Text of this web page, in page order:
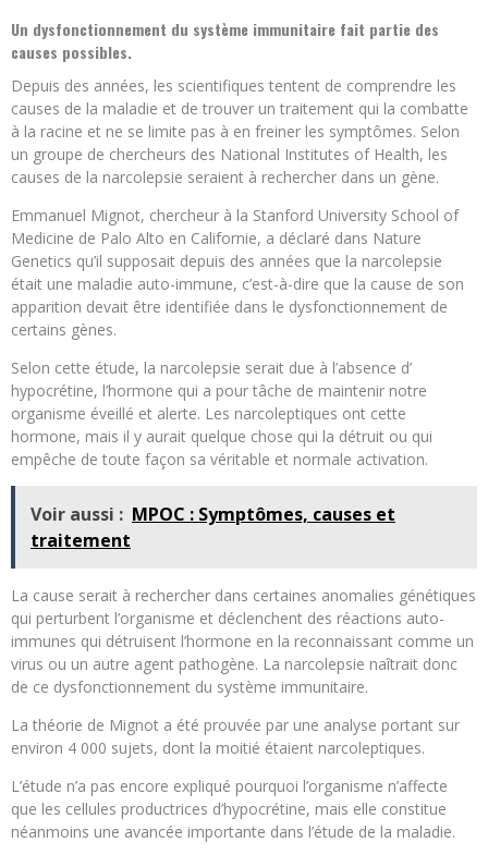
Un dysfonctionnement du système immunitaire fait partie des
causes possibles.
Depuis des années, les scientifiques tentent de comprendre les
causes de la maladie et de trouver un traitement qui la combatte
à la racine et ne se limite pas à en freiner les symptômes. Selon
un groupe de chercheurs des National Institutes of Health, les
causes de la narcolepsie seraient à rechercher dans un gène.
Emmanuel Mignot, chercheur à la Stanford University School of
Medicine de Palo Alto en Californie, a déclaré dans Nature
Genetics qu’il supposait depuis des années que la narcolepsie
était une maladie auto-immune, c’est-à-dire que la cause de son
apparition devait être identifiée dans le dysfonctionnement de
certains gènes.
Selon cette étude, la narcolepsie serait due à l’absence d’
hypocrétine, l’hormone qui a pour tâche de maintenir notre
organisme éveillé et alerte. Les narcoleptiques ont cette
hormone, mais il y aurait quelque chose qui la détruit ou qui
empêche de toute façon sa véritable et normale activation.
Voir aussi : MPOC : Symptômes, causes et
traitement
La cause serait à rechercher dans certaines anomalies génétiques
qui perturbent l’organisme et déclenchent des réactions auto-
immunes qui détruisent l’hormone en la reconnaissant comme un
virus ou un autre agent pathogène. La narcolepsie naîtrait donc
de ce dysfonctionnement du système immunitaire.
La théorie de Mignot a été prouvée par une analyse portant sur
environ 4 000 sujets, dont la moitié étaient narcoleptiques.
L’étude n’a pas encore expliqué pourquoi l’organisme n’affecte
que les cellules productrices d’hypocrétine, mais elle constitue
néanmoins une avancée importante dans l’étude de la maladie.